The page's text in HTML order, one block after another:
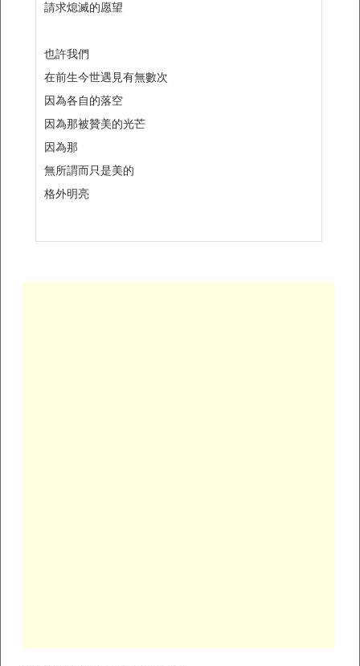
請求熄滅的愿望
也許我們
在前生今世遇見有無數次
因為各自的落空
因為那被贊美的光芒
因為那
無所謂而只是美的
格外明亮